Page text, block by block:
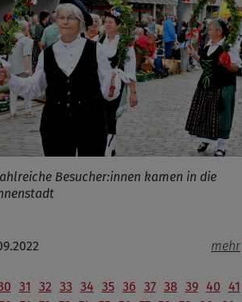
Besucher:innen kamen in die
mehr
31 32 33 34 35 36 37 38 39 40 41